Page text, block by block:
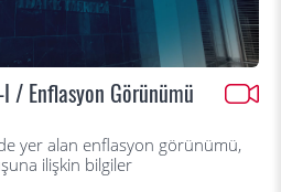
/ Enflasyon Görünümü
yer alan enflasyon görünümü,
ilişkin bilgiler